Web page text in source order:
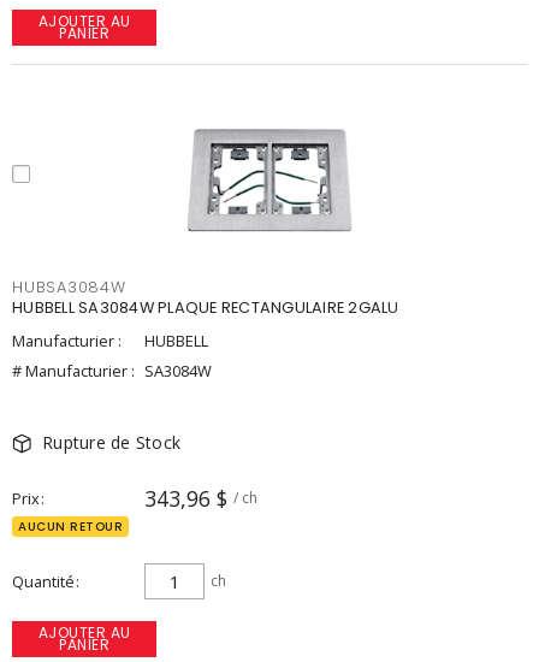
AJOUTER AU
PANIER
HUBSA3084W
HUBBELL SA3084W PLAQUE RECTANGULAIRE 2GALU
Manufacturier :
HUBBELL
# Manufacturier : SA3084W
Rupture de Stock
Prix 343,96 $ / ch
AUCUN RETOUR
Quantité ch
AJOUTER AU
PANIER